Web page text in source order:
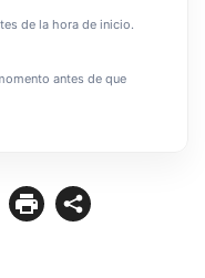
de la hora de inicio.
antes de que